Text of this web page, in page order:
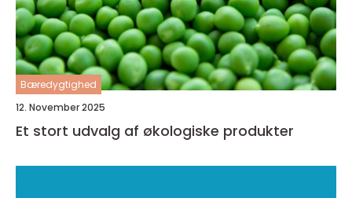
Bæredygtighed
12. November 2025
Et stort udvalg af økologiske produkter